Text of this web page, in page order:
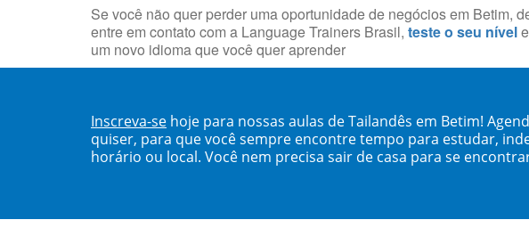
Se você não quer perder uma oportunidade de negócios em Betim,
entre em contato com a Language Trainers Brasil, teste o seu nível
um novo idioma que você quer aprender
Inscreva-se hoje para nossas aulas de Tailandês em Betim!
quiser, para que você sempre encontre tempo para estudar,
horário ou local. Você nem precisa sair de casa para se